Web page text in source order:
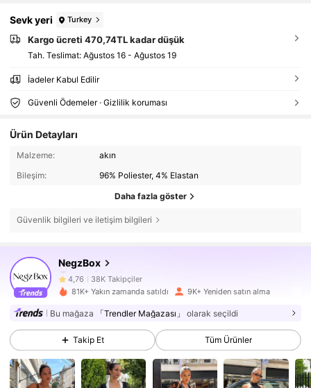
Sevk yeri Turkey
Kargo ücreti 470,74TL kadar düşük
Tah. Teslimat: Ağustos 16 - Ağustos 19
İadeler Kabul Edilir
Güvenli Ödemeler · Gizlilik koruması
Ürün Detayları
Malzeme:
akın
Bileşim:
96% Poliester, 4% Elastan
Daha fazla göster
Güvenlik bilgileri ve iletişim bilgileri
NegzBox
4,76 38K Takipçiler
4,76 38K Takipçiler
4,76 38K Takipçiler
4,76 38K Takipçiler
81K+ Yakın zamanda satıldı 9K+ Yeniden satın alma
Bu mağaza 「Trendler Mağazası」 olarak seçildi
Takip Et Tüm Ürünler